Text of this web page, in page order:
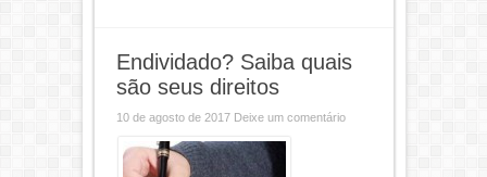
Endividado? Saiba quais
são seus direitos
10 de agosto de 2017 Deixe um comentário